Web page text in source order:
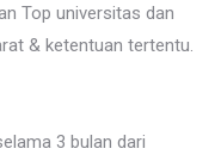
Top universitas dan
& ketentuan tertentu.
3 bulan dari